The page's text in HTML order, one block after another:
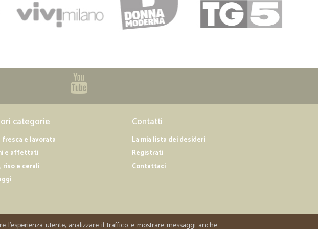
categorie
fresca e lavorata
e affettati
riso e cerali
Contatti
La mia lista dei desideri
Registrati
Contattaci
l'esperienza utente, analizzare il traffico e mostrare messaggi anche